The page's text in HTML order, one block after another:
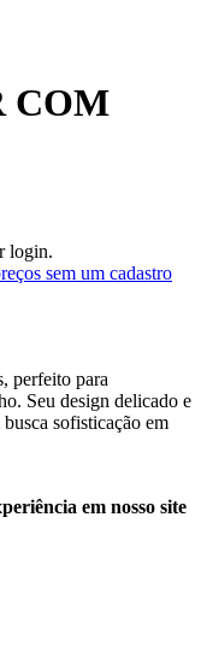
COM
login.
sem um cadastro
perfeito para
Seu design delicado e
sofisticação em
em nosso site